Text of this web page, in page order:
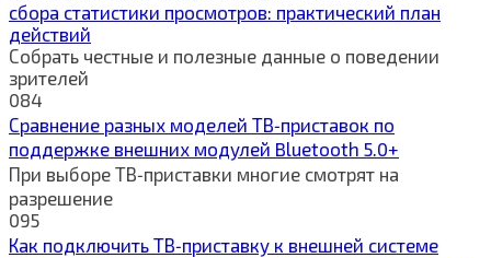
сбора статистики просмотров: практический план
действий
Собрать честные и полезные данные о поведении
зрителей
084
Сравнение разных моделей ТВ‑приставок по
поддержке внешних модулей Bluetooth 5.0+
При выборе ТВ‑приставки многие смотрят на
разрешение
095
Как подключить ТВ‑приставку к внешней системе